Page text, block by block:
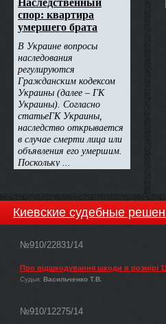
Киевские судебные
№910/22831/14
Про відшкодування шкоди в розмірі
Судья: Васильченко Т.В.
№910/12275/14